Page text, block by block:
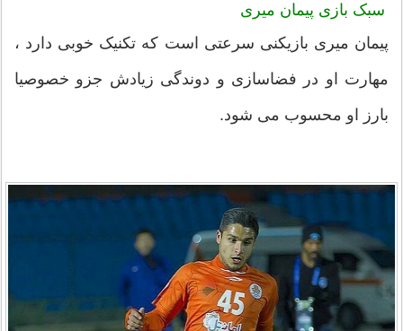
سبک بازی پیمان میری
پیمان میری بازیکنی سرعتی است که تکنیک خوبی دارد ،
مهارت او در فضاسازی و دوندگی زیادش جزو خصوصیا
بارز او محسوب می شود.